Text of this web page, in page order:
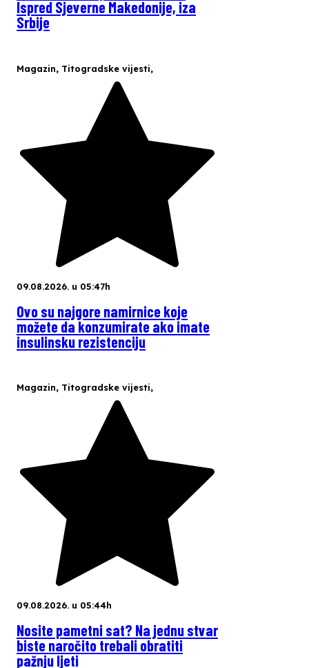
Ispred Sjeverne Makedonije, iza
Srbije
Magazin, Titogradske vijesti,
09.08.2026. u 05:47h
Ovo su najgore namirnice koje
možete da konzumirate ako imate
insulinsku rezistenciju
Magazin, Titogradske vijesti,
09.08.2026. u 05:44h
Nosite pametni sat? Na jednu stvar
biste naročito trebali obratiti
pažnju ljeti